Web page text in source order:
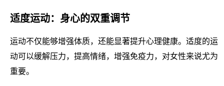
适度运动：身心的双重调节
运动不仅能够增强体质，还能显著提升心理健康。适度的运
动可以缓解压力，提高情绪，增强免疫力，对女性来说尤为
重要。